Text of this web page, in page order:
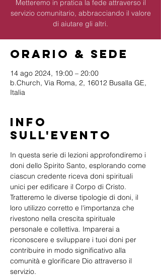
Metteremo in pratica la fede attraverso il
servizio comunitario, abbracciando il valore
di aiutare gli altri.
Orario & Sede
14 ago 2024, 19:00 – 20:00
b.Church, Via Roma, 2, 16012 Busalla GE,
Italia
Info
sull'evento
In questa serie di lezioni approfondiremo i
doni dello Spirito Santo, esplorando come
ciascun credente riceva doni spirituali
unici per edificare il Corpo di Cristo.
Tratteremo le diverse tipologie di doni, il
loro utilizzo corretto e l'importanza che
rivestono nella crescita spirituale
personale e collettiva. Imparerai a
riconoscere e sviluppare i tuoi doni per
contribuire in modo significativo alla
comunità e glorificare Dio attraverso il
servizio.